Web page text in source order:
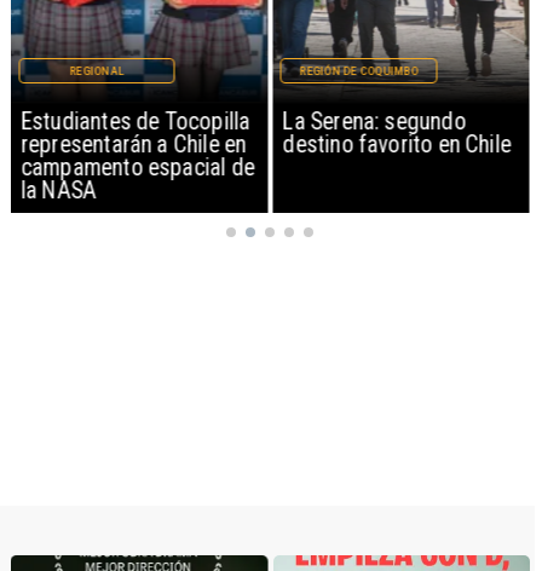
Estudiantes de Tocopilla
representarán a Chile en
campamento espacial de
la NASA
REGIONAL
La Serena: segundo
destino favorito en Chile
REGIÓN DE COQUIMBO